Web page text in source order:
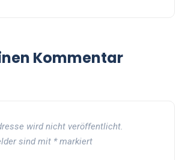
Kommentar
wird nicht veröffentlicht.
sind mit *markiert